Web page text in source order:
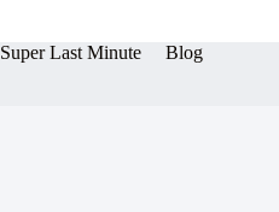
Super Last Minute Blog